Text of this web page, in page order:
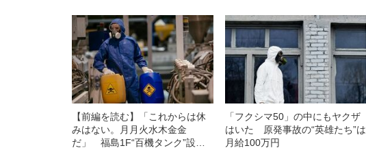
【前編を読む】「これからは休
みはない。月月火水木金金
だ」 福島1F“百機タンク”設置
「フクシマ50」の中にもヤクザ
はいた 原発事故の“英雄たち”は
月給100万円